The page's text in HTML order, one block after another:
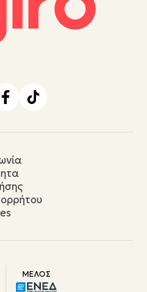
ΜΕΛΟΣ